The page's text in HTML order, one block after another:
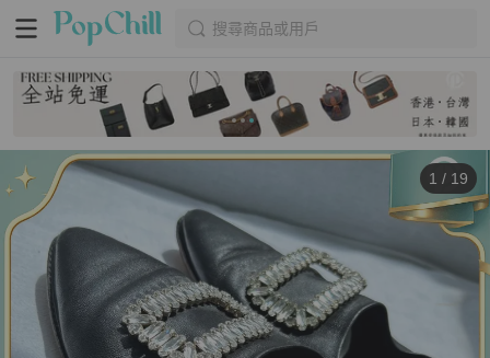
搜尋商品或用戶
1 / 19